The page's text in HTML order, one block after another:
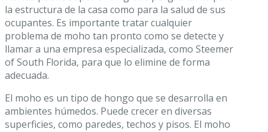
la estructura de la casa como para la salud de sus
ocupantes. Es importante tratar cualquier
problema de moho tan pronto como se detecte y
llamar a una empresa especializada, como Steemer
of South Florida, para que lo elimine de forma
adecuada.
El moho es un tipo de hongo que se desarrolla en
ambientes húmedos. Puede crecer en diversas
superficies, como paredes, techos y pisos. El moho